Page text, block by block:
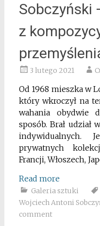
Sobczyński
z
3 lutego 2021
Od 1968 mieszka w
który wkroczył na
wahania obydwie
sposób. Brał
indywidualnych.
prywatnych
Francji, Włoszech,
Read more
Galeria sztuki
Wojciech Antoni
comment